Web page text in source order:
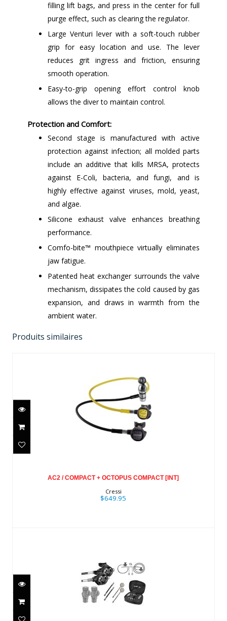
filling lift bags, and press in the center for full
purge effect, such as clearing the regulator.
Large Venturi lever with a soft-touch rubber
grip for easy location and use. The lever
reduces grit ingress and friction, ensuring
smooth operation.
Easy-to-grip opening effort control knob
allows the diver to maintain control.
Protection and Comfort:
Second stage is manufactured with active
protection against infection; all molded parts
include an additive that kills MRSA, protects
against E-Coli, bacteria, and fungi, and is
highly effective against viruses, mold, yeast,
and algae.
Silicone exhaust valve enhances breathing
performance.
Comfo-bite™ mouthpiece virtually eliminates
jaw fatigue.
Patented heat exchanger surrounds the valve
mechanism, dissipates the cold caused by gas
expansion, and draws in warmth from the
ambient water.
Produits similaires
$649.95
AC2 / COMPACT + OCTOPUS COMPACT [INT]
Cressi
$649.95